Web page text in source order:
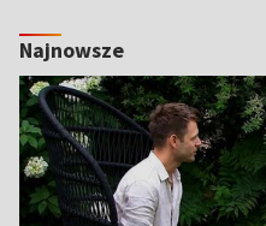
Najnowsze